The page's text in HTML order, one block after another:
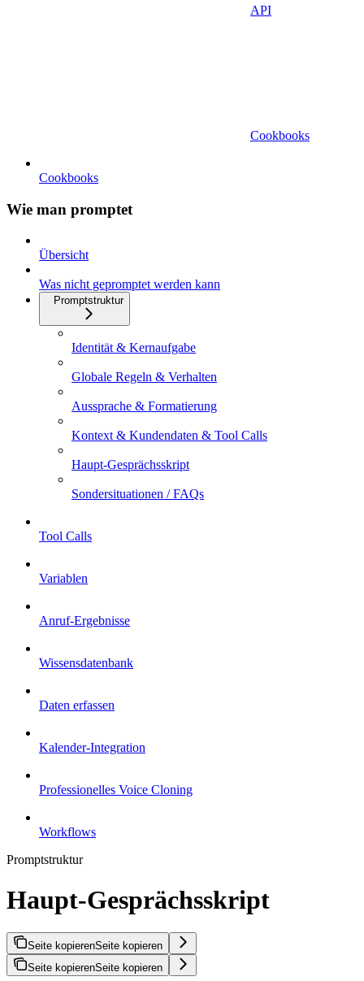
API
Cookbooks
Cookbooks
Wie man promptet
Übersicht
Was nicht gepromptet werden kann
Promptstruktur
Identität & Kernaufgabe
Globale Regeln & Verhalten
Aussprache & Formatierung
Kontext & Kundendaten & Tool Calls
Haupt-Gesprächsskript
Sondersituationen / FAQs
Tool Calls
Variablen
Anruf-Ergebnisse
Wissensdatenbank
Daten erfassen
Kalender-Integration
Professionelles Voice Cloning
Workflows
Promptstruktur
Haupt-Gesprächsskript
Seite kopierenSeite kopieren
Seite kopierenSeite kopieren